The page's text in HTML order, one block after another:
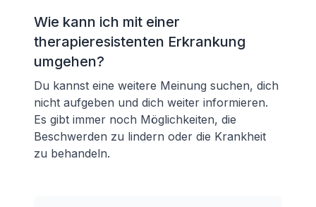
Wie kann ich mit einer
therapieresistenten Erkrankung
umgehen?
Du kannst eine weitere Meinung suchen, dich
nicht aufgeben und dich weiter informieren.
Es gibt immer noch Möglichkeiten, die
Beschwerden zu lindern oder die Krankheit
zu behandeln.